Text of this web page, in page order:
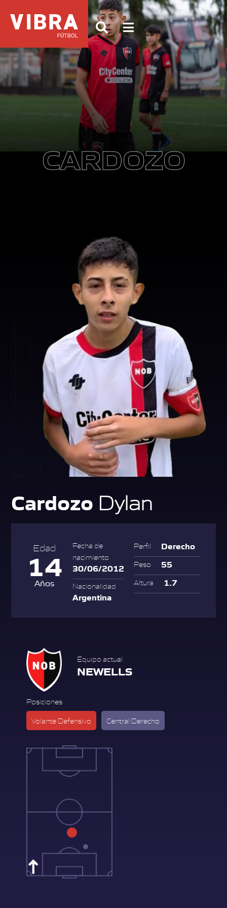
CARDOZO
Cardozo Dylan
Edad
14
Años
Fecha de
nacimiento
30/06/2012
Nacionalidad
Argentina
Perfil Derecho
Peso 55
Altura 1.7
Equipo actual
NEWELLS
Posiciones
Volante Defensivo Central Derecho